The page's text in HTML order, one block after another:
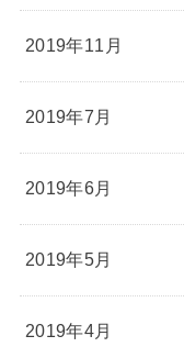
2019年11月
2019年7月
2019年6月
2019年5月
2019年4月